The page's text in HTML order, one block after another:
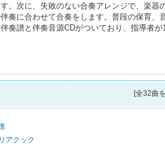
。次に、失敗のない合奏アレンジで、楽器
奏に合わせて合奏をします。普段の保育、
奏譜と伴奏音源CDがついており、指導者が
[全32曲
アクック